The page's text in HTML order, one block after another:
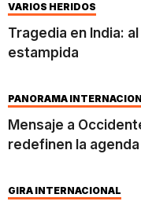
VARIOS HERIDOS
Tragedia en India:
estampida
PANORAMA
Mensaje a
redefinen la
GIRA INTERNACIONAL